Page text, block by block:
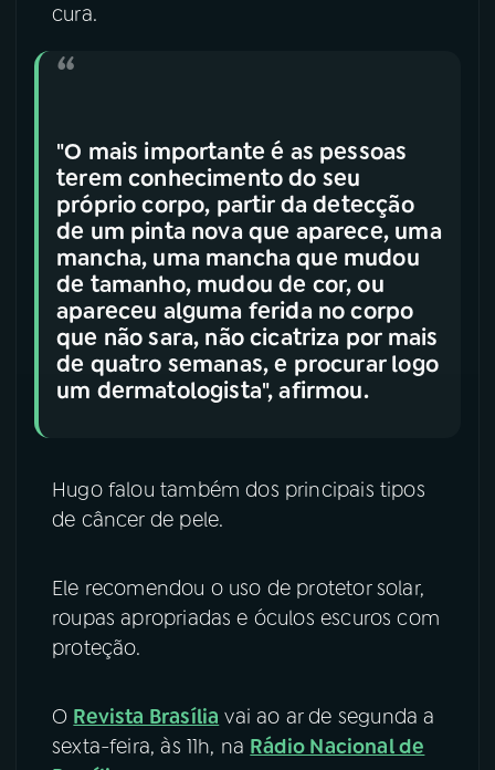
cura.
"O mais importante é as pessoas
terem conhecimento do seu
próprio corpo, partir da detecção
de um pinta nova que aparece, uma
mancha, uma mancha que mudou
de tamanho, mudou de cor, ou
apareceu alguma ferida no corpo
que não sara, não cicatriza por mais
de quatro semanas, e procurar logo
um dermatologista", afirmou.
Hugo falou também dos principais tipos
de câncer de pele.
Ele recomendou o uso de protetor solar,
roupas apropriadas e óculos escuros com
proteção.
O Revista Brasília vai ao ar de segunda a
sexta-feira, às 11h, na Rádio Nacional de